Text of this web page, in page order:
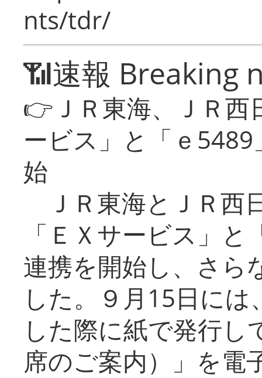
nts/tdr/
📶速報 Breaking
👉ＪＲ東海、ＪＲ
ービス」と「ｅ
始
ＪＲ東海とＪＲ西
「ＥＸサービス」
連携を開始し、さら
した。９月15日に
した際に紙で発行し
席のご案内）」を電